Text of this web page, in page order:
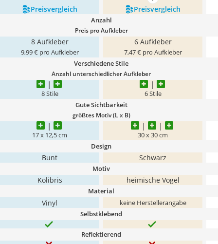
Preis­vergleich
Preis­vergleich
Anzahl
Preis pro Aufkleber
8 Aufkleber
9,99 € pro Aufkleber
6 Aufkleber
7,47 € pro Aufkleber
Verschiedene Stile
Anzahl unterschiedlicher Aufkleber
8 Stile 6 Stile
Gute Sichtbarkeit
größtes Motiv (L x B)
17 x 12,5 cm 30 x 30 cm
Design
Bunt Schwarz
Motiv
Kolibris heimische Vögel
Material
Vinyl keine Herstellerangabe
Selbstklebend
Reflektierend